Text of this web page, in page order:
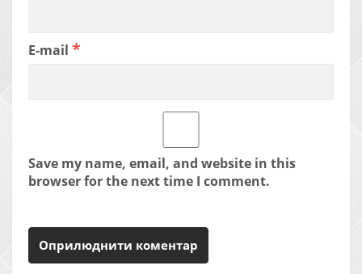
E-mail *
Save my name, email, and website in this
browser for the next time I comment.